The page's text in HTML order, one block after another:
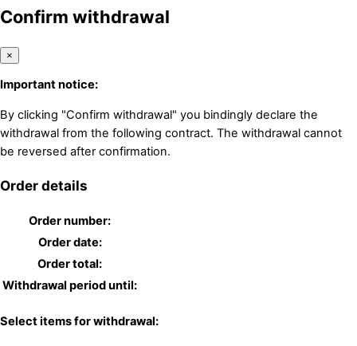
Confirm withdrawal
×
Important notice:
By clicking "Confirm withdrawal" you bindingly declare the
withdrawal from the following contract. The withdrawal cannot
be reversed after confirmation.
Order details
Order number:
Order date:
Order total:
Withdrawal period until:
Select items for withdrawal: